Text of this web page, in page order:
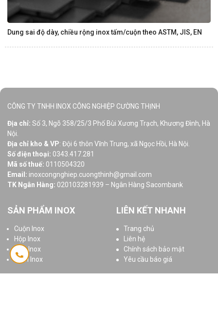
Dung sai độ dày, chiều rộng inox tấm/cuộn theo ASTM, JIS, EN
CÔNG TY TNHH INOX CÔNG NGHIỆP CƯỜNG THỊNH
Địa chỉ: Số 3, Ngõ 358/25/3 Phố Bùi Xương Trạch, Khương Đình, Hà
Nội.
Địa chỉ kho & VP: Đội 6 thôn Vĩnh Trung, xã Ngọc Hồi, Hà Nội.
Số điện thoại: 0343.417.281
Mã số thuế: 0110504320
Email: inoxcongnghiep.cuongthinh@gmail.com
TK Ngân Hàng: 020103281939 – Ngân Hàng Sacombank
SẢN PHẨM INOX
Cuộn Inox
Hộp Inox
Ống Inox
Tấm Inox
LIÊN KẾT NHANH
Trang chủ
Liên hệ
Chính sách bảo mật
Yêu cầu báo giá